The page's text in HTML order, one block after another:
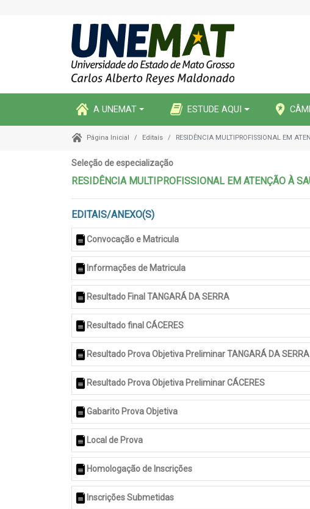
A UNEMAT ESTUDE AQUI
Página Inicial Editais RESIDÊNCIA MULTIPROFISSIONAL EM
Seleção de especialização
RESIDÊNCIA MULTIPROFISSIONAL EM ATENÇÃO À
EDITAIS/ANEXO(S)
Convocação e Matricula
Informações de Matricula
Resultado Final TANGARÁ DA SERRA
Resultado final CÁCERES
Resultado Prova Objetiva Preliminar TANGARÁ DA SERRA
Resultado Prova Objetiva Preliminar CÁCERES
Gabarito Prova Objetiva
Local de Prova
Homologação de Inscrições
Inscrições Submetidas